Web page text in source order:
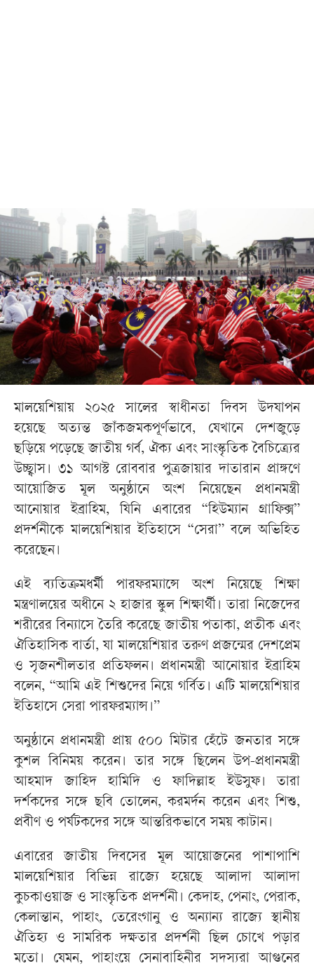
মালয়েশিয়ায় ২০২৫ সালের স্বাধীনতা দিবস উদযাপন
হয়েছে অত্যন্ত জাঁকজমকপূর্ণভাবে, যেখানে দেশজুড়ে
ছড়িয়ে পড়েছে জাতীয় গর্ব, ঐক্য এবং সাংস্কৃতিক বৈচিত্র্যের
উচ্ছ্বাস। ৩১ আগস্ট রোববার পুত্রজায়ার দাতারান প্রাঙ্গণে
আয়োজিত মূল অনুষ্ঠানে অংশ নিয়েছেন প্রধানমন্ত্রী
আনোয়ার ইব্রাহিম, যিনি এবারের “হিউম্যান গ্রাফিক্স”
প্রদর্শনীকে মালয়েশিয়ার ইতিহাসে “সেরা” বলে অভিহিত
করেছেন।
এই ব্যতিক্রমধর্মী পারফরম্যান্সে অংশ নিয়েছে শিক্ষা
মন্ত্রণালয়ের অধীনে ২ হাজার স্কুল শিক্ষার্থী। তারা নিজেদের
শরীরের বিন্যাসে তৈরি করেছে জাতীয় পতাকা, প্রতীক এবং
ঐতিহাসিক বার্তা, যা মালয়েশিয়ার তরুণ প্রজন্মের দেশপ্রেম
ও সৃজনশীলতার প্রতিফলন। প্রধানমন্ত্রী আনোয়ার ইব্রাহিম
বলেন, “আমি এই শিশুদের নিয়ে গর্বিত। এটি মালয়েশিয়ার
ইতিহাসে সেরা পারফরম্যান্স।”
অনুষ্ঠানে প্রধানমন্ত্রী প্রায় ৫০০ মিটার হেঁটে জনতার সঙ্গে
কুশল বিনিময় করেন। তার সঙ্গে ছিলেন উপ-প্রধানমন্ত্রী
আহমাদ জাহিদ হামিদি ও ফাদিল্লাহ ইউসুফ। তারা
দর্শকদের সঙ্গে ছবি তোলেন, করমর্দন করেন এবং শিশু,
প্রবীণ ও পর্যটকদের সঙ্গে আন্তরিকভাবে সময় কাটান।
এবারের জাতীয় দিবসের মূল আয়োজনের পাশাপাশি
মালয়েশিয়ার বিভিন্ন রাজ্যে হয়েছে আলাদা আলাদা
কুচকাওয়াজ ও সাংস্কৃতিক প্রদর্শনী। কেদাহ, পেনাং, পেরাক,
কেলান্তান, পাহাং, তেরেংগানু ও অন্যান্য রাজ্যে স্থানীয়
ঐতিহ্য ও সামরিক দক্ষতার প্রদর্শনী ছিল চোখে পড়ার
মতো। যেমন, পাহাংয়ে সেনাবাহিনীর সদস্যরা আগুনের